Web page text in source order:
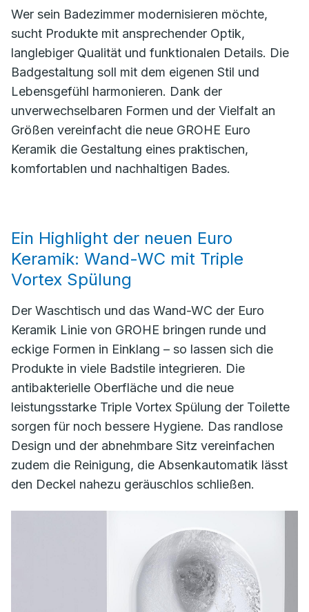
Wer sein Badezimmer modernisieren möchte,
sucht Produkte mit ansprechender Optik,
langlebiger Qualität und funktionalen Details. Die
Badgestaltung soll mit dem eigenen Stil und
Lebensgefühl harmonieren. Dank der
unverwechselbaren Formen und der Vielfalt an
Größen vereinfacht die neue GROHE Euro
Keramik die Gestaltung eines praktischen,
komfortablen und nachhaltigen Bades.
Ein Highlight der neuen Euro
Keramik: Wand-WC mit Triple
Vortex Spülung
Der Waschtisch und das Wand-WC der Euro
Keramik Linie von GROHE bringen runde und
eckige Formen in Einklang – so lassen sich die
Produkte in viele Badstile integrieren. Die
antibakterielle Oberfläche und die neue
leistungsstarke Triple Vortex Spülung der Toilette
sorgen für noch bessere Hygiene. Das randlose
Design und der abnehmbare Sitz vereinfachen
zudem die Reinigung, die Absenkautomatik lässt
den Deckel nahezu geräuschlos schließen.